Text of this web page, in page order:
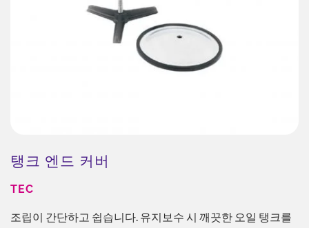
탱크 엔드 커버
TEC
조립이 간단하고 쉽습니다. 유지보수 시 깨끗한 오일 탱크를